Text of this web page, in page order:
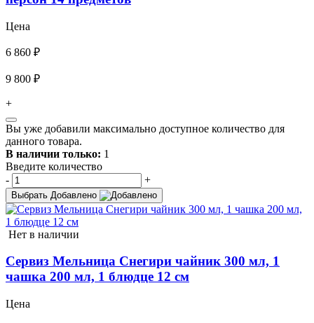
Цена
6 860 ₽
9 800 ₽
+
Вы уже добавили максимально доступное количество для
данного товара.
В наличии только: 1
Введите количество
-
+
Выбрать Добавлено
Нет в наличии
Сервиз Мельница Снегири чайник 300 мл, 1
чашка 200 мл, 1 блюдце 12 см
Цена